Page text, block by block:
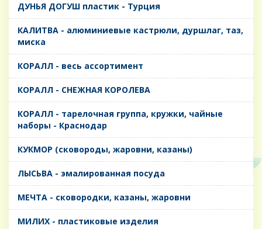
ДУНЬЯ ДОГУШ пластик - Турция
КАЛИТВА - алюминиевые кастрюли, дуршлаг, таз,
миска
КОРАЛЛ - весь ассортимент
КОРАЛЛ - СНЕЖНАЯ КОРОЛЕВА
КОРАЛЛ - тарелочная группа, кружки, чайные
наборы - Краснодар
КУКМОР (сковороды, жаровни, казаны)
ЛЫСЬВА - эмалированная посуда
МЕЧТА - сковородки, казаны, жаровни
МИЛИХ - пластиковые изделия